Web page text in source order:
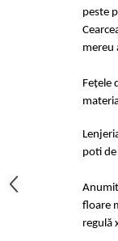
Lenjerii Satin
Lenjerii Jacquard
Lenjerii Matase
Lenjerii Creponate
Lenjerii pentru
Set Lenjerie +
peste
mereu
Fețele
poti de
floare
regulă